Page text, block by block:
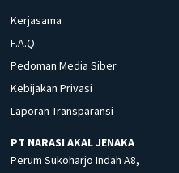
Kerjasama
F.A.Q.
Pedoman Media Siber
Kebijakan Privasi
Laporan Transparansi
PT NARASI AKAL JENAKA
Perum Sukoharjo Indah A8,